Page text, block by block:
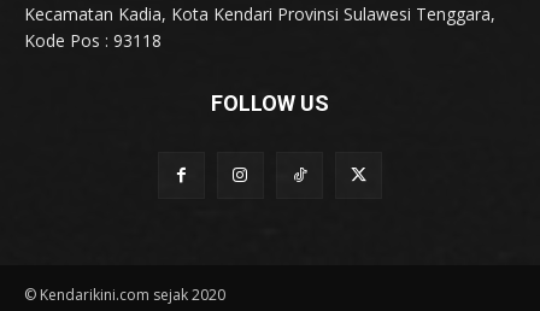
Kecamatan Kadia, Kota Kendari Provinsi Sulawesi Tenggara,
Kode Pos : 93118
FOLLOW US
© Kendarikini.com sejak 2020